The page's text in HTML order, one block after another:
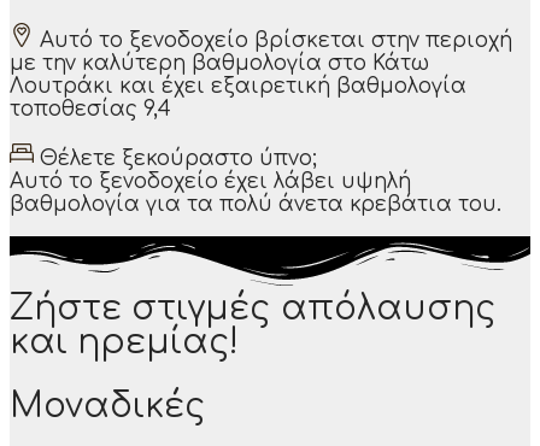
Αυτό το ξενοδοχείο βρίσκεται στην περιοχή
με την καλύτερη βαθμολογία στο Κάτω
Λουτράκι και έχει εξαιρετική βαθμολογία
τοποθεσίας 9,4
Θέλετε ξεκούραστο ύπνο;
Αυτό το ξενοδοχείο έχει λάβει υψηλή
βαθμολογία για τα πολύ άνετα κρεβάτια του.
Ζήστε στιγμές απόλαυσης
και ηρεμίας!​
Μοναδικές